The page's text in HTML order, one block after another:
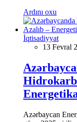
Ardını oxu
İqtisadiyyat
13 Fevral
Azərbaycan